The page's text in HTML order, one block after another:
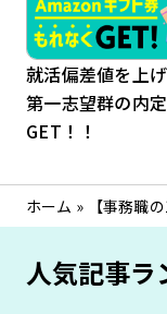
就活偏差値を上
第一志望群の内定
GET！！
ホーム » 【事務職
人気記事ラ